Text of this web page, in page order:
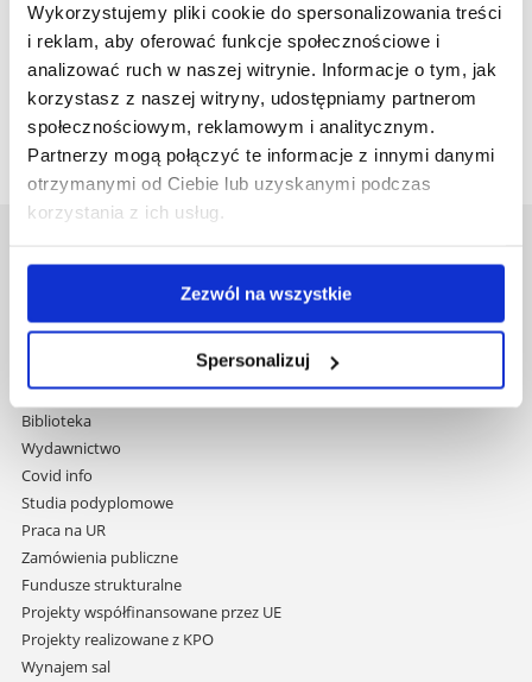
Wykorzystujemy pliki cookie do spersonalizowania treści
i reklam, aby oferować funkcje społecznościowe i
analizować ruch w naszej witrynie. Informacje o tym, jak
korzystasz z naszej witryny, udostępniamy partnerom
społecznościowym, reklamowym i analitycznym.
Partnerzy mogą połączyć te informacje z innymi danymi
otrzymanymi od Ciebie lub uzyskanymi podczas
korzystania z ich usług.
Zezwól na wszystkie
Spersonalizuj
hasztagów:
#RID,
#nauka
#regionalnainicjatywadoskonalosci
Al. Tadeusza Rejtana 16C
nawigację
i
przejdź
do
treści
Mapa serwisu
Biblioteka
Wydawnictwo
Covid info
Studia podyplomowe
Praca na UR
Zamówienia publiczne
Fundusze strukturalne
Projekty współfinansowane przez UE
Projekty realizowane z KPO
Wynajem sal